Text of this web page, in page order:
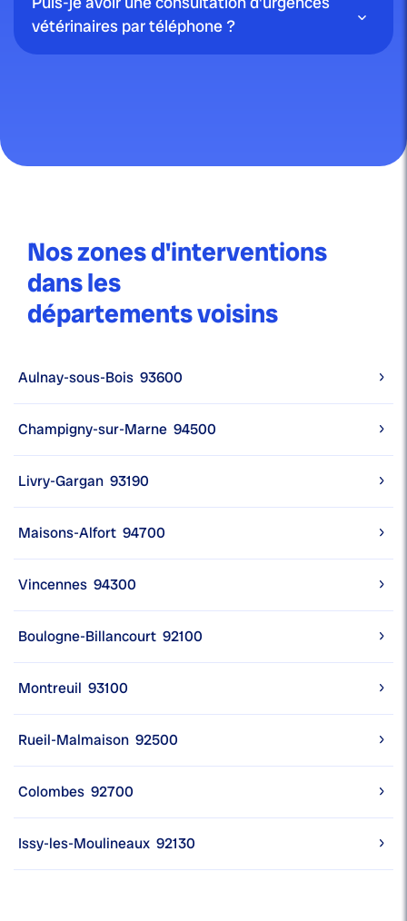
vétérinaires par téléphone ?
Nos zones d'interventions
dans les
départements voisins
Aulnay-sous-Bois 93600
Champigny-sur-Marne 94500
Livry-Gargan 93190
Maisons-Alfort 94700
Vincennes 94300
Boulogne-Billancourt 92100
Montreuil 93100
Rueil-Malmaison 92500
Colombes 92700
Issy-les-Moulineaux 92130